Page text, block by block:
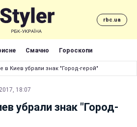
rbc.ua
Смачно Гороскопи
в Киев убрали знак "Город-герой"
18:07
убрали знак "Город-